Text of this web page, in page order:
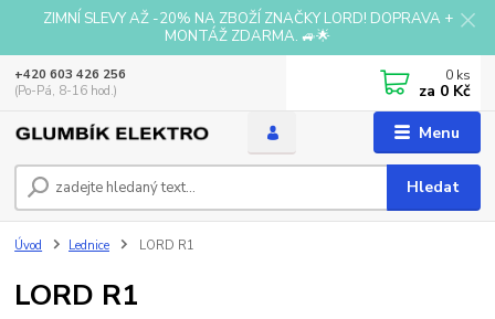
ZIMNÍ SLEVY AŽ -20% NA ZBOŽÍ ZNAČKY LORD! DOPRAVA +
MONTÁŽ ZDARMA. 🚙🌟
Menu
Hledat
+420 603 426 256
(Po-Pá, 8-16 hod.)
0 ks
za 0 Kč
Úvod Lednice LORD R1
LORD R1